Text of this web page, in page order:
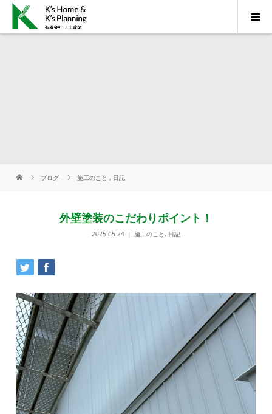
ブログ 施工のこと , 日記
外壁塗装のこだわりポイント！
2025.05.24 施工のこと , 日記